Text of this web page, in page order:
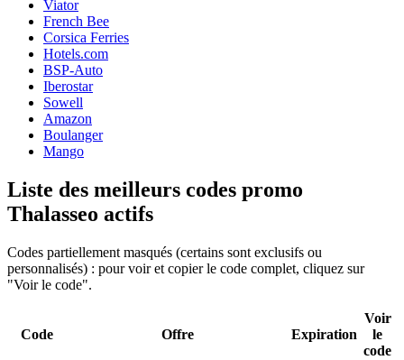
Viator
French Bee
Corsica Ferries
Hotels.com
BSP-Auto
Iberostar
Sowell
Amazon
Boulanger
Mango
Liste des meilleurs codes promo
Thalasseo actifs
Codes partiellement masqués (certains sont exclusifs ou
personnalisés) : pour voir et copier le code complet, cliquez sur
"Voir le code".
Code Offre Expiration
Voir
le
code